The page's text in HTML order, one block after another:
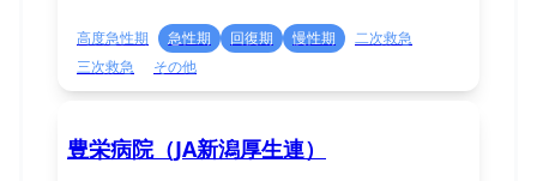
高度急性期 急性期 回復期 慢性期
二次救急
三次救急
その他
豊栄病院（JA新潟厚生連）